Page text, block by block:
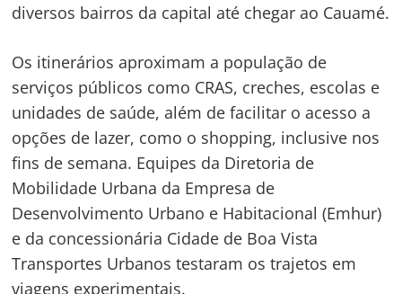
diversos bairros da capital até chegar ao Cauamé.
Os itinerários aproximam a população de
serviços públicos como CRAS, creches, escolas e
unidades de saúde, além de facilitar o acesso a
opções de lazer, como o shopping, inclusive nos
fins de semana. Equipes da Diretoria de
Mobilidade Urbana da Empresa de
Desenvolvimento Urbano e Habitacional (Emhur)
e da concessionária Cidade de Boa Vista
Transportes Urbanos testaram os trajetos em
viagens experimentais.